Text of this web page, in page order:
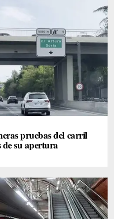
pruebas del carril
su apertura